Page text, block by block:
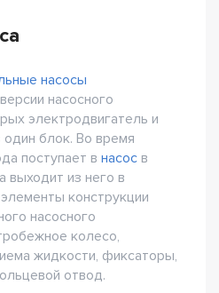
насосы
насосного
электродвигатель и
блок. Во время
поступает в насос в
выходит из него в
конструкции
насосного
колесо,
жидкости, фиксаторы,
отвод.